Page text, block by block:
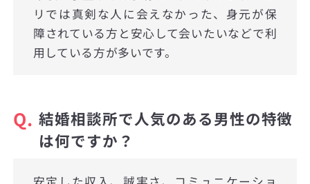
リでは真剣な人に会えなかった、身元が保
障されている方と安心して会いたいなどで利
用している方が多いです。
Q. 結婚相談所で人気のある男性の特徴
は何ですか？